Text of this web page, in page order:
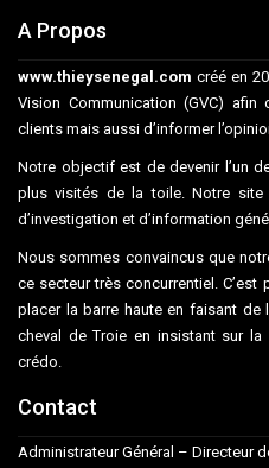
A Propos
www.thieysenegal.com créé en
Vision Communication (GVC)
clients mais aussi d’informer
Notre objectif est de devenir l’un
plus visités de la toile. Notre site
d’investigation et d’information
Nous sommes convaincus que
ce secteur très concurrentiel.
placer la barre haute en faisant de
cheval de Troie en insistant sur
crédo.
Contact
Administrateur Général – Directeur